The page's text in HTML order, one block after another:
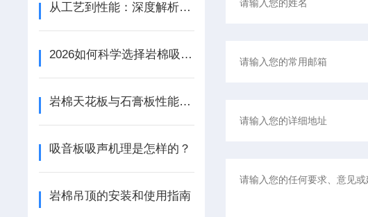
从工艺到性能：深度解析铝天花吸音板的结构优势与应用场景
2026如何科学选择岩棉吸音板：性能参数、安装工艺与场景适配
岩棉天花板与石膏板性能与应用的对比分析
吸音板吸声机理是怎样的？
岩棉吊顶的安装和使用指南